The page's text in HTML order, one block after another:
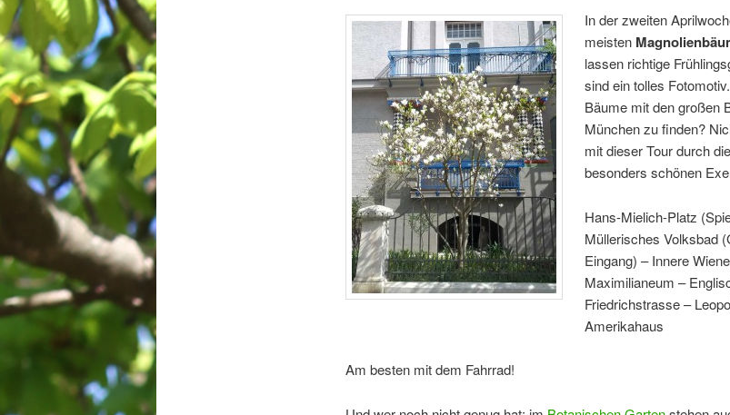
In der zweiten
meisten
lassen richtige
sind ein tolles
Bäume mit den großen
München zu finden?
mit dieser Tour durch
besonders schönen
Hans-Mielich-Platz
Müllerisches Volksbad
Eingang) – Innere
Maximilianeum –
Friedrichstrasse –
Amerikahaus
Am besten mit dem Fahrrad!